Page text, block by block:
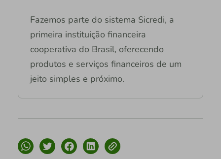
Fazemos parte do sistema Sicredi, a
primeira instituição financeira
cooperativa do Brasil, oferecendo
produtos e serviços financeiros de um
jeito simples e próximo.